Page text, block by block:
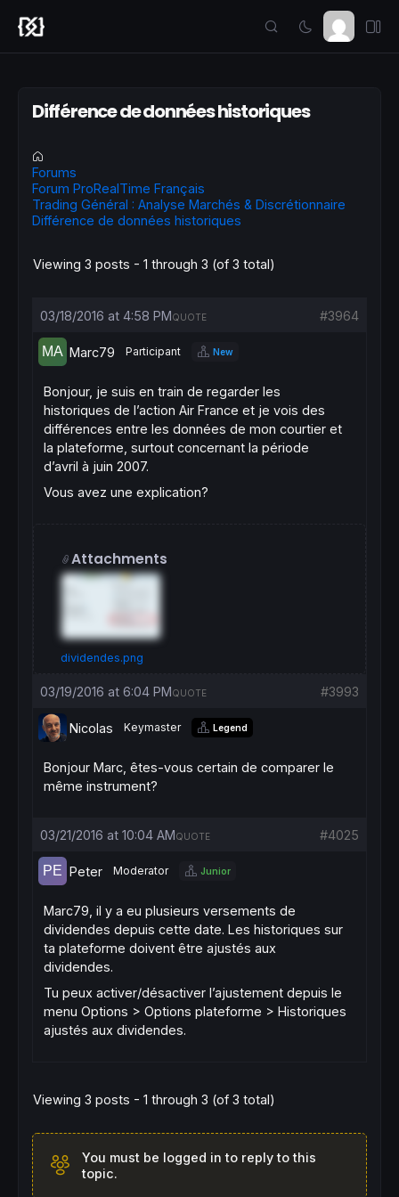
Différence de données historiques
Forums
Forum ProRealTime Français
Trading Général : Analyse Marchés & Discrétionnaire
Différence de données historiques
Viewing 3 posts - 1 through 3 (of 3 total)
03/18/2016 at 4:58 PM #3964
QUOTE
Marc79 Participant New
Bonjour, je suis en train de regarder les
historiques de l’action Air France et je vois des
différences entre les données de mon courtier et
la plateforme, surtout concernant la période
d’avril à juin 2007.
Vous avez une explication?
Attachments
dividendes.png
03/19/2016 at 6:04 PM #3993
QUOTE
Nicolas Keymaster Legend
Bonjour Marc, êtes-vous certain de comparer le
même instrument?
03/21/2016 at 10:04 AM #4025
QUOTE
Peter Moderator Junior
Marc79, il y a eu plusieurs versements de
dividendes depuis cette date. Les historiques sur
ta plateforme doivent être ajustés aux
dividendes.
Tu peux activer/désactiver l’ajustement depuis le
menu Options > Options plateforme > Historiques
ajustés aux dividendes.
Viewing 3 posts - 1 through 3 (of 3 total)
You must be logged in to reply to this
topic.